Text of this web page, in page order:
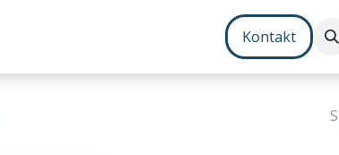
Bundles Jobs
Kontakt